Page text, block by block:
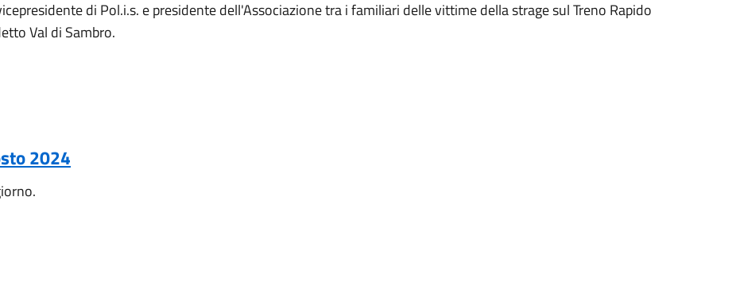
di Pol.i.s. e presidente dell'Associazione tra i familiari delle vittime della strage sul Treno Rapido
Val di Sambro.
2024